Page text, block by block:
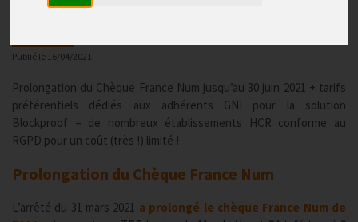
Publié le 16/04/2021
Prolongation du Chèque France Num jusqu’au 30 juin 2021 + tarifs
préférentiels dédiés aux adhérents GNI pour la solution
Blockproof = de nombreux établissements HCR conforme au
RGPD pour un coût (très !) limité !
Prolongation du Chèque France Num
L’arrêté du 31 mars 2021 a prolongé le chèque France Num de